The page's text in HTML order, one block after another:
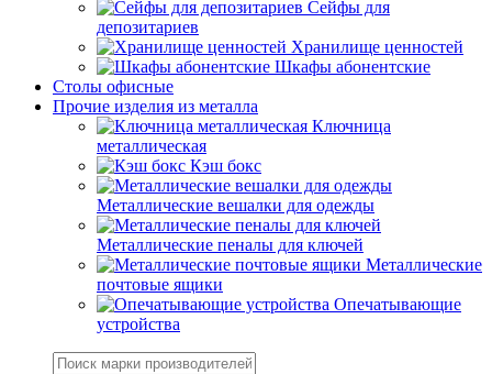
Сейфы для
депозитариев
Хранилище ценностей
Шкафы абонентские
Столы офисные
Прочие изделия из металла
Ключница
металлическая
Кэш бокс
Металлические вешалки для одежды
Металлические пеналы для ключей
Металлические
почтовые ящики
Опечатывающие
устройства